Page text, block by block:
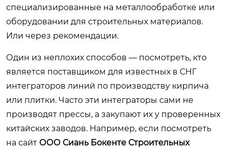
специализированные на металлообработке или
оборудовании для строительных материалов.
Или через рекомендации.
Один из неплохих способов — посмотреть, кто
является поставщиком для известных в СНГ
интеграторов линий по производству кирпича
или плитки. Часто эти интеграторы сами не
производят прессы, а закупают их у проверенных
китайских заводов. Например, если посмотреть
на сайт ООО Сиань Бокенте Строительных